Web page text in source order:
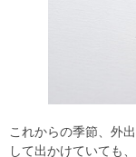
これからの季節、外
して出かけていても